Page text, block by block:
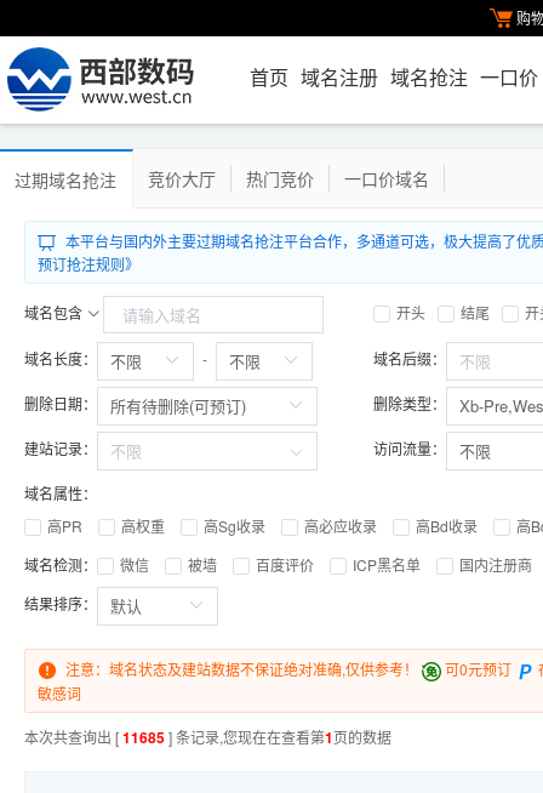
购
首页 域名注册 域名抢注 一口价
过期域名抢注 竞价大厅 热门竞价 一口价域名
本平台与国内外主要过期域名抢注平台合作，多通道可选，极大提高了
预订抢注规则》
域名包含 开头 结尾 开
域名长度： - 域名后缀：
删除日期： 删除类型：
建站记录： 访问流量：
域名属性：
高PR
高权重 高Sg收录 高必应收录 高Bd收录
高
域名检测：
微信 被墙 百度评价 ICP黑名单
国内注册商
结果排序：
注意：域名状态及建站数据不保证绝对准确,仅供参考！ 可0元预订
敏感词
本次共查询出 [11685] 条记录,您现在在查看第1页的数据